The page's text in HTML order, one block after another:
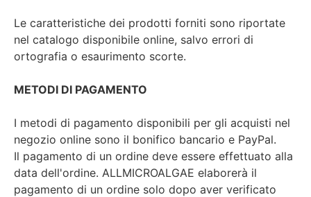
Le caratteristiche dei prodotti forniti sono riportate
nel catalogo disponibile online, salvo errori di
ortografia o esaurimento scorte.
METODI DI PAGAMENTO
I metodi di pagamento disponibili per gli acquisti nel
negozio online sono il bonifico bancario e PayPal.
Il pagamento di un ordine deve essere effettuato alla
data dell'ordine. ALLMICROALGAE elaborerà il
pagamento di un ordine solo dopo aver verificato